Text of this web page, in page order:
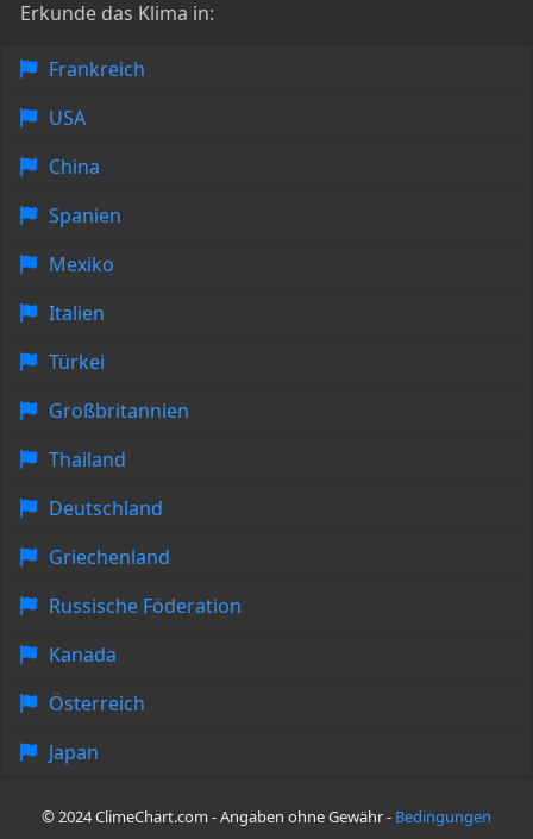
Erkunde das Klima in:
Frankreich
USA
China
Spanien
Mexiko
Italien
Türkei
Großbritannien
Thailand
Deutschland
Griechenland
Russische Föderation
Kanada
Österreich
Japan
© 2024 ClimeChart.com - Angaben ohne Gewähr - Bedingungen